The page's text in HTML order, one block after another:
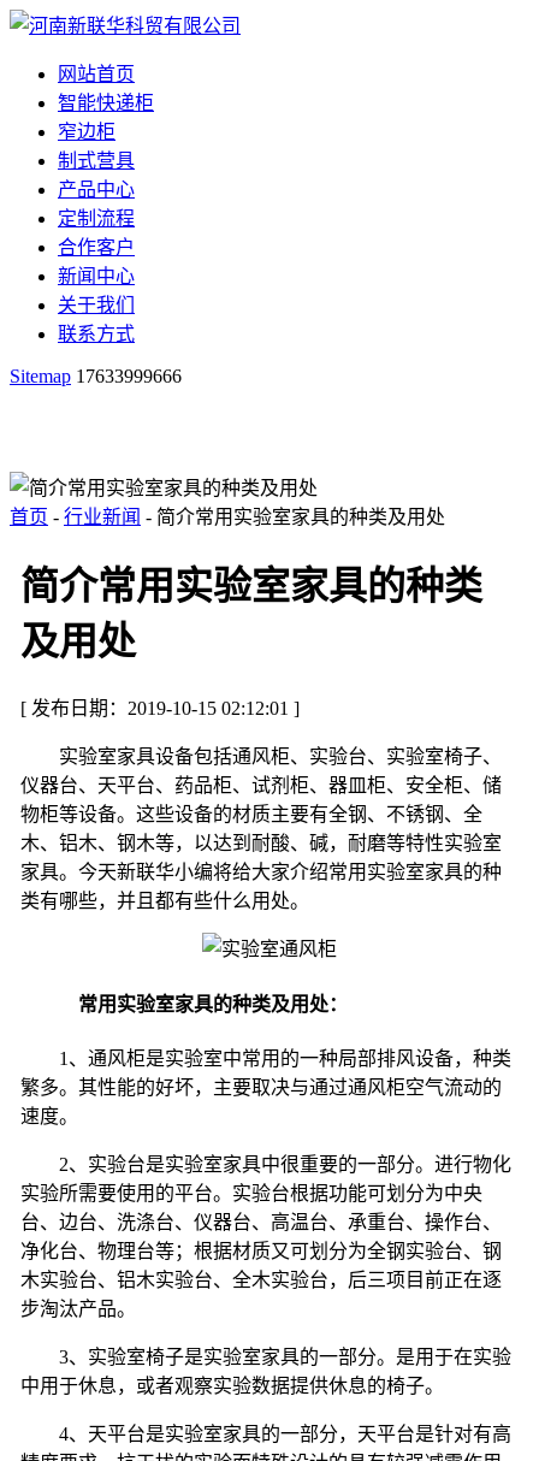
网站首页
智能快递柜
窄边柜
制式营具
产品中心
定制流程
合作客户
新闻中心
关于我们
联系方式
Sitemap 17633999666
首页 - 行业新闻 - 简介常用实验室家具的种类及用处
简介常用实验室家具的种类
及用处
[ 发布日期：2019-10-15 02:12:01 ]
实验室家具设备包括通风柜、实验台、实验室椅子、
仪器台、天平台、药品柜、试剂柜、器皿柜、安全柜、储
物柜等设备。这些设备的材质主要有全钢、不锈钢、全
木、铝木、钢木等，以达到耐酸、碱，耐磨等特性实验室
家具。今天新联华小编将给大家介绍常用实验室家具的种
类有哪些，并且都有些什么用处。
常用实验室家具的种类及用处：
1 、通风柜是实验室中常用的一种局部排风设备，种类
繁多。其性能的好坏，主要取决与通过通风柜空气流动的
速度。
2、实验台是实验室家具中很重要的一部分。进行物化
实验所需要使用的平台。实验台根据功能可划分为中央
台、边台、洗涤台、仪器台、高温台、承重台、操作台、
净化台、物理台等；根据材质又可划分为全钢实验台、钢
木实验台、铝木实验台、全木实验台，后三项目前正在逐
步淘汰产品。
3、实验室椅子是实验室家具的一部分。是用于在实验
中用于休息，或者观察实验数据提供休息的椅子。
4、天平台是实验室家具的一部分，天平台是针对有高